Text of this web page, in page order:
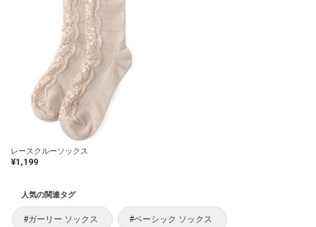
レースクルーソックス
¥1,199
人気の関連タグ
#ガーリー ソックス #ベーシック ソックス